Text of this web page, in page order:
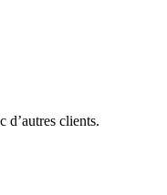
d’autres clients.